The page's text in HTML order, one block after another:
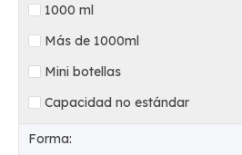
1000 ml
Más de 1000ml
Mini botellas
Capacidad no estándar
Forma: